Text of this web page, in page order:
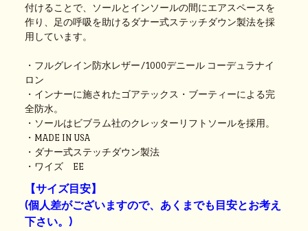
付けることで、ソールとインソールの間にエアスペースを
作り、足の呼吸を助けるダナー式ステッチダウン製法を採
用しています。
・フルグレイン防水レザー/1000デニール コーデュラナイ
ロン
・インナーに施されたゴアテックス・ブーティーによる完
全防水。
・ソールはビブラム社のクレッターリフトソールを採用。
・MADE IN USA
・ダナー式ステッチダウン製法
・ワイズ EE
【サイズ目安】
(個人差がございますので、あくまでも目安とお考え
下さい。)